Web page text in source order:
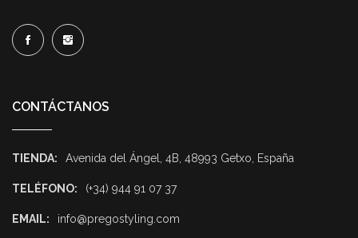
CONTÁCTANOS
TIENDA: Avenida del Ángel, 4B, 48993 Getxo, España
TELÉFONO: (+34) 944 91 07 37
EMAIL: info@pregostyling.com